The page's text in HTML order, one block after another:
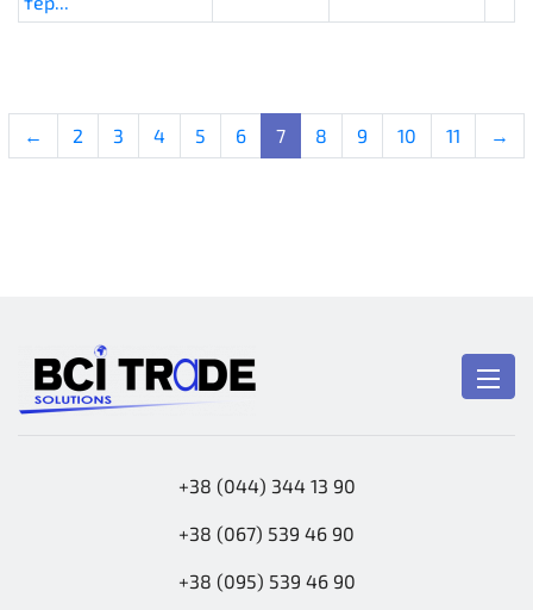
← 2 3 4 5 6 7 8 9 10 11 →
+38 (044) 344 13 90
+38 (067) 539 46 90
+38 (095) 539 46 90